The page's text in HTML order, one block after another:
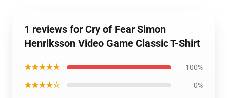
1 reviews for Cry of Fear Simon
Henriksson Video Game Classic T-Shirt
★★★★★ 100%
★★★★☆ 0%